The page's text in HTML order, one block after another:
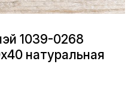
1039-0268
натуральная